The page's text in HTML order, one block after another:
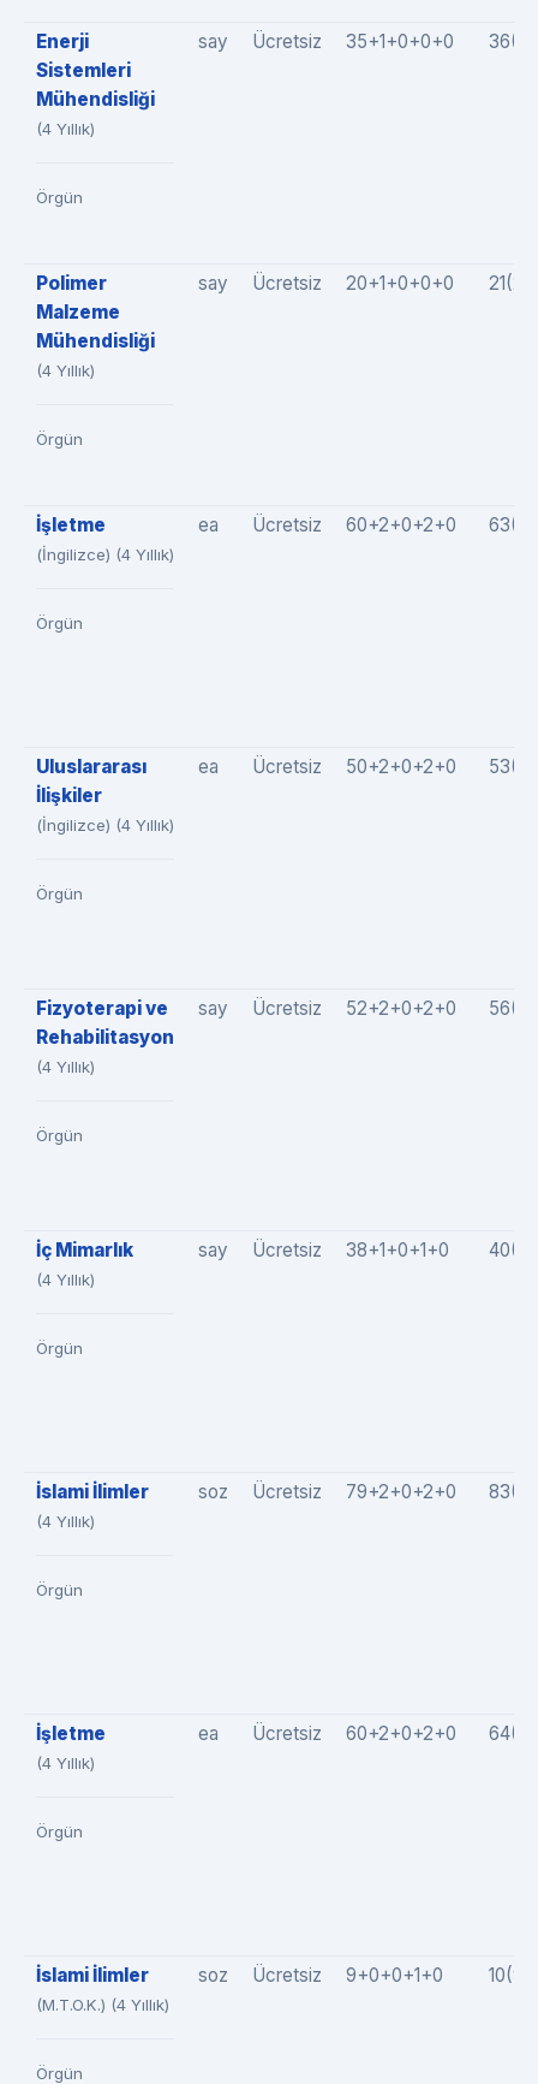
Enerji
Sistemleri
Mühendisliği
(4 Yıllık)
Örgün
say Ücretsiz 35+1+0+0+0
Polimer
Malzeme
Mühendisliği
(4 Yıllık)
Örgün
say Ücretsiz 20+1+0+0+0
İşletme
(İngilizce) (4 Yıllık)
Örgün
ea Ücretsiz 60+2+0+2+0
Uluslararası
İlişkiler
(İngilizce) (4 Yıllık)
Örgün
ea Ücretsiz 50+2+0+2+0
Fizyoterapi ve
Rehabilitasyon
(4 Yıllık)
Örgün
say Ücretsiz 52+2+0+2+0
İç Mimarlık
(4 Yıllık)
Örgün
say Ücretsiz 38+1+0+1+0
İslami İlimler
(4 Yıllık)
Örgün
soz Ücretsiz 79+2+0+2+0
İşletme
(4 Yıllık)
Örgün
ea Ücretsiz 60+2+0+2+0
İslami İlimler
(M.T.O.K.) (4 Yıllık)
Örgün
soz Ücretsiz 9+0+0+1+0